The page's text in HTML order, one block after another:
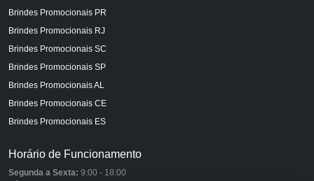
Brindes Promocionais PR
Brindes Promocionais RJ
Brindes Promocionais SC
Brindes Promocionais SP
Brindes Promocionais AL
Brindes Promocionais CE
Brindes Promocionais ES
Horário de Funcionamento
Segunda a Sexta: 9:00 - 18:00